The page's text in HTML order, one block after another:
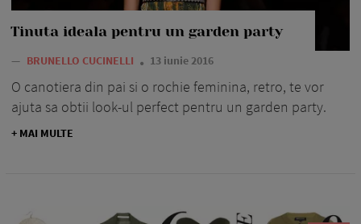
Tinuta ideala pentru un garden party
— BRUNELLO CUCINELLI 13 iunie 2016
O canotiera din pai si o rochie feminina, retro, te vor
ajuta sa obtii look-ul perfect pentru un garden party.
+ MAI MULTE